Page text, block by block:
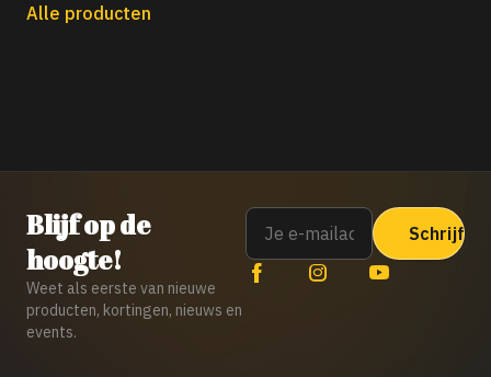
Alle producten
Blijf op de
hoogte!
Weet als eerste van nieuwe
producten, kortingen, nieuws en
events.
Email